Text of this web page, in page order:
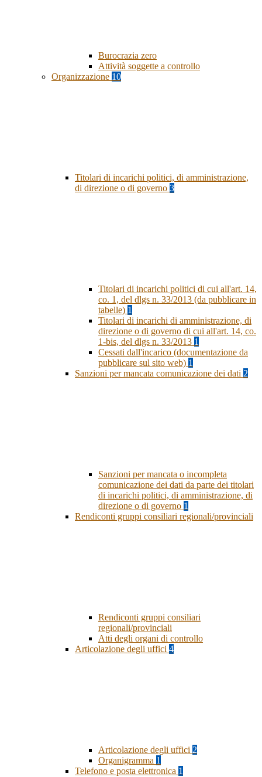
Burocrazia zero
Attività soggette a controllo
Organizzazione 10
Titolari di incarichi politici, di amministrazione,
di direzione o di governo 3
Titolari di incarichi politici di cui all'art. 14,
co. 1, del dlgs n. 33/2013 (da pubblicare in
tabelle) 1
Titolari di incarichi di amministrazione, di
direzione o di governo di cui all'art. 14, co.
1-bis, del dlgs n. 33/2013 1
Cessati dall'incarico (documentazione da
pubblicare sul sito web) 1
Sanzioni per mancata comunicazione dei dati 2
Sanzioni per mancata o incompleta
comunicazione dei dati da parte dei titolari
di incarichi politici, di amministrazione, di
direzione o di governo 1
Rendiconti gruppi consiliari regionali/provinciali
Rendiconti gruppi consiliari
regionali/provinciali
Atti degli organi di controllo
Articolazione degli uffici 4
Articolazione degli uffici 2
Organigramma 1
Telefono e posta elettronica 1